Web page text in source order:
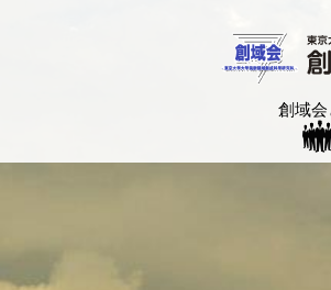
創域会